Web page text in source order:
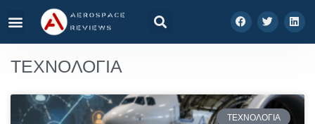
ΤΕΧΝΟΛΟΓΙΑ
ΤΕΧΝΟΛΟΓΙΑ